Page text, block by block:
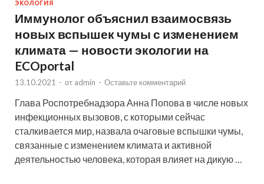
ЭКОЛОГИЯ
Иммунолог объяснил взаимосвязь
новых вспышек чумы с изменением
климата — новости экологии на
ECOportal
13.10.2021 - от admin - Оставьте комментарий
Глава Роспотребнадзора Анна Попова в числе новых
инфекционных вызовов, с которыми сейчас
сталкивается мир, назвала очаговые вспышки чумы,
связанные с изменением климата и активной
деятельностью человека, которая влияет на дикую …